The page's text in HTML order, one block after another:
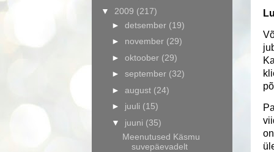
▼ 2009 (217)
► detsember (19)
► november (29)
► oktoober (29)
► september (32)
► august (24)
► juuli (15)
▼ juuni (35)
Meenutused Käsmu
suvepäevadelt